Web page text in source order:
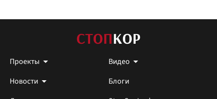
Проекты
Видео
Новости
Блоги